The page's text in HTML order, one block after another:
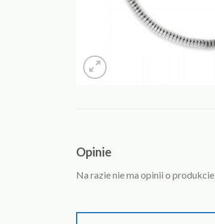
Opinie
Na razie nie ma opinii o produkcie.